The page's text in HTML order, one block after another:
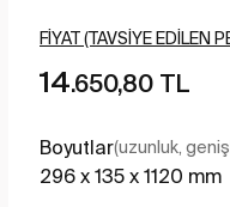
FIYAT (TAVSIYE EDILEN
14.650,80 TL
Boyutlar(uzunluk,
296 x 135 x 1120 mm